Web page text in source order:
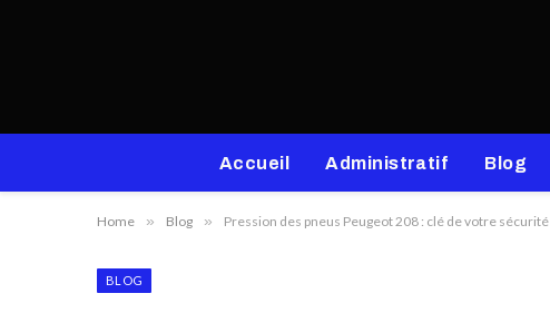
Accueil Administratif Blog
Home » Blog » Pression des pneus Peugeot 208 : clé de votre sécurité
BLOG